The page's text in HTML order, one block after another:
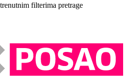
filterima pretrage